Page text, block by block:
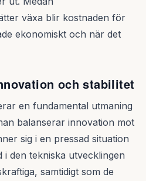
växa blir kostnaden för
ekonomiskt och när det
och stabilitet
en fundamental utmaning
balanserar innovation mot
sig i en pressad situation
i den tekniska utvecklingen
samtidigt som de